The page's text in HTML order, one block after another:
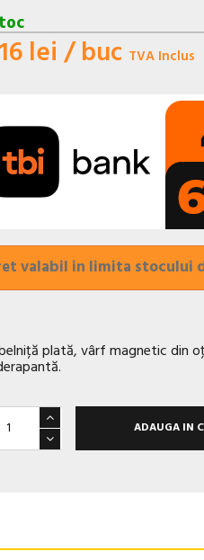
lei/ buc TVA Inclus
valabil in limita stocului
plată, vârf magnetic din
ADAUGA IN